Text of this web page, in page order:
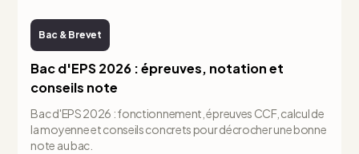
Bac & Brevet
Bac d'EPS 2026 : épreuves, notation et
conseils note
Bac d'EPS 2026 : fonctionnement, épreuves CCF, calcul de
la moyenne et conseils concrets pour décrocher une bonne
note au bac.